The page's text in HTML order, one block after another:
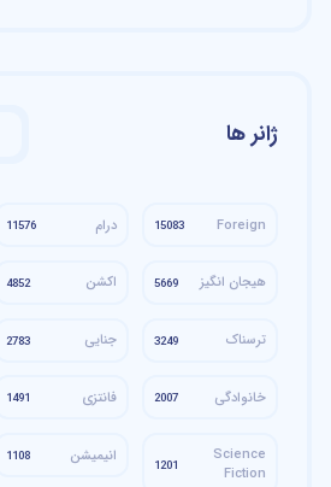
ژانر ها
Foreign
15083 درام 11576
هیجان انگیز 5669 اکشن 4852
ترسناک 3249 جنایی 2783
خانوادگی 2007 فانتزی 1491
Science
Fiction
1201 انیمیشن 1108